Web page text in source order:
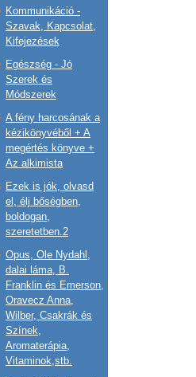
Kommunikáció -
Szavak, Kapcsolat,
Kifejezések
Egészség - Jó
Szerek és
Módszerek
A fény harcosának a
kézikönyvéből + A
megértés könyve +
Az alkimista
Ezek is jók, olvasd
el, élj bőségben,
boldogan,
szeretetben.2
Opus, Ole Nydahl,
dalai láma, B.
Franklin és Emerson,
Oravecz Anna,
Wilber, Csakrák és
Színek,
Aromaterápia,
Vitaminok,stb.